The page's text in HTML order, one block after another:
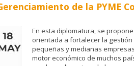
de la PYME
En esta diplomatura, se
orientada a fortalecer la
pequeñas y medianas
motor económico de muchos